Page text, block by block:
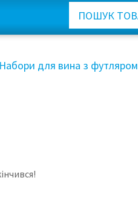
Набори для вина з футляром